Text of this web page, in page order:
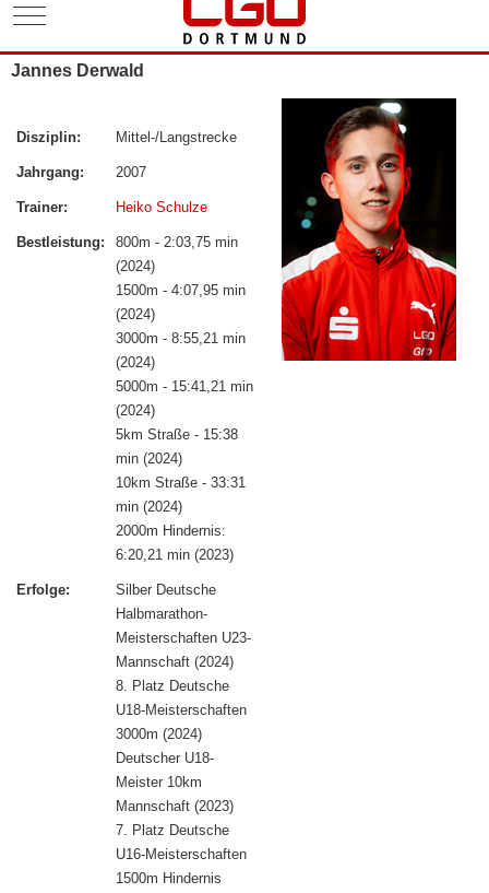
Mobile Menu Toggle
Jannes Derwald
Disziplin: Mittel-/Langstrecke
Jahrgang: 2007
Trainer: Heiko Schulze
Bestleistung:
800m - 2:03,75 min
(2024)
1500m - 4:07,95 min
(2024)
3000m - 8:55,21 min
(2024)
5000m - 15:41,21 min
(2024)
5km Straße - 15:38
min (2024)
10km Straße - 33:31
min (2024)
2000m Hindernis:
6:20,21 min (2023)
Erfolge:
Silber Deutsche
Halbmarathon-
Meisterschaften U23-
Mannschaft (2024)
8. Platz Deutsche
U18-Meisterschaften
3000m (2024)
Deutscher U18-
Meister 10km
Mannschaft (2023)
7. Platz Deutsche
U16-Meisterschaften
1500m Hindernis